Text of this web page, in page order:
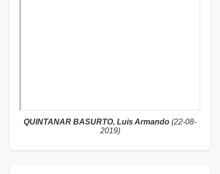
QUINTANAR BASURTO, Luis Armando (22-08-
2019)